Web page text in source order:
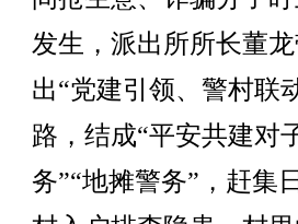
发生，派出所所长董
出“党建引领、警村联
路，结成“平安共建对
务”“地摊警务”，赶集